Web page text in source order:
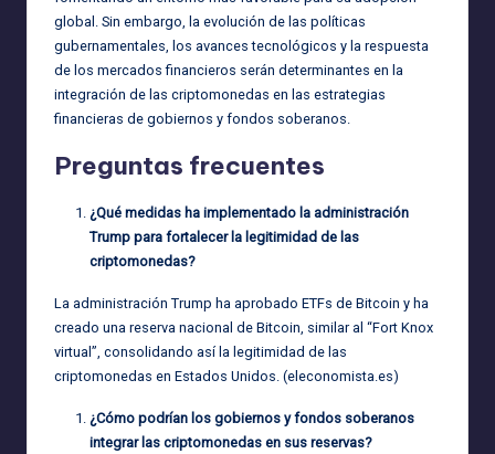
global. Sin embargo, la evolución de las políticas
gubernamentales, los avances tecnológicos y la respuesta
de los mercados financieros serán determinantes en la
integración de las criptomonedas en las estrategias
financieras de gobiernos y fondos soberanos.
Preguntas frecuentes
¿Qué medidas ha implementado la administración
Trump para fortalecer la legitimidad de las
criptomonedas?
La administración Trump ha aprobado ETFs de Bitcoin y ha
creado una reserva nacional de Bitcoin, similar al “Fort Knox
virtual”, consolidando así la legitimidad de las
criptomonedas en Estados Unidos. (eleconomista.es)
¿Cómo podrían los gobiernos y fondos soberanos
integrar las criptomonedas en sus reservas?